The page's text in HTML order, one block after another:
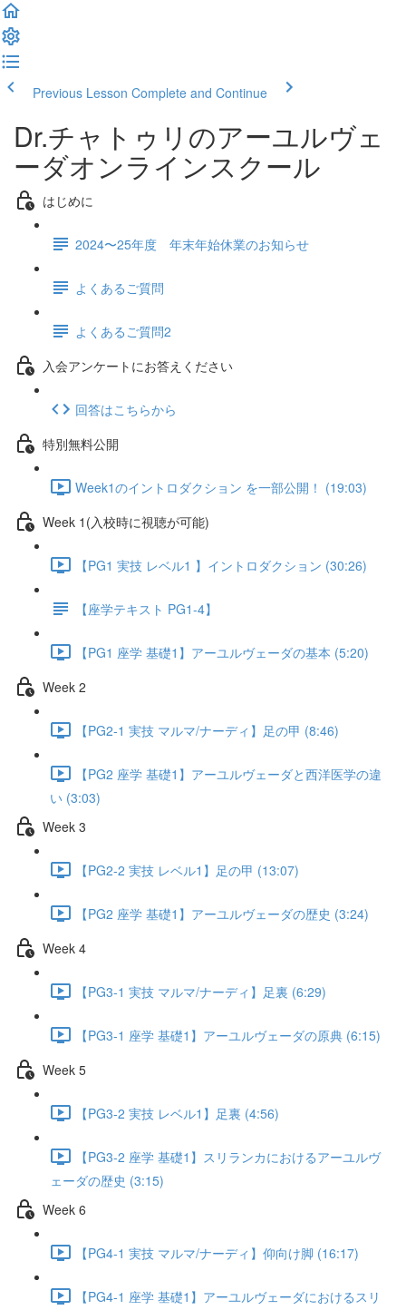
Previous Lesson Complete and Continue
Dr.チャトゥリのアーユルヴェ
ーダオンラインスクール
はじめに
2024〜25年度 年末年始休業のお知らせ
よくあるご質問
よくあるご質問2
入会アンケートにお答えください
回答はこちらから
特別無料公開
Week1のイントロダクション を一部公開！ (19:03)
Week 1(入校時に視聴が可能)
【PG1 実技 レベル1 】イントロダクション (30:26)
【座学テキスト PG1-4】
【PG1 座学 基礎1】アーユルヴェーダの基本 (5:20)
Week 2
【PG2-1 実技 マルマ/ナーディ】足の甲 (8:46)
【PG2 座学 基礎1】アーユルヴェーダと西洋医学の違
い (3:03)
Week 3
【PG2-2 実技 レベル1】足の甲 (13:07)
【PG2 座学 基礎1】アーユルヴェーダの歴史 (3:24)
Week 4
【PG3-1 実技 マルマ/ナーディ】足裏 (6:29)
【PG3-1 座学 基礎1】アーユルヴェーダの原典 (6:15)
Week 5
【PG3-2 実技 レベル1】足裏 (4:56)
【PG3-2 座学 基礎1】スリランカにおけるアーユルヴ
ェーダの歴史 (3:15)
Week 6
【PG4-1 実技 マルマ/ナーディ】仰向け脚 (16:17)
【PG4-1 座学 基礎1】アーユルヴェーダにおけるスリ